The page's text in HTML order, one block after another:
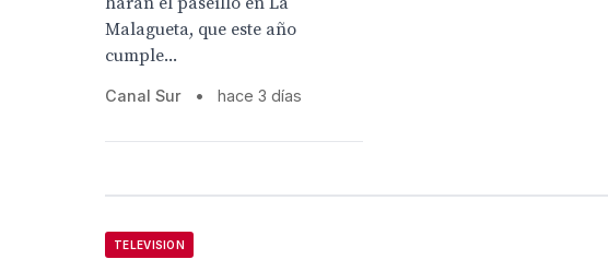
Malagueta, que este año
cumple...
Canal Sur • hace 3 días
TELEVISION